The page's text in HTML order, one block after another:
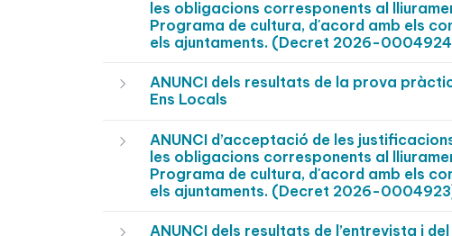
les obligacions corresponents al
Programa de cultura, d'acord amb els
els ajuntaments. (Decret 2026-
ANUNCI dels resultats de la prova
Ens Locals
ANUNCI d’acceptació de les
les obligacions corresponents al
Programa de cultura, d'acord amb els
els ajuntaments. (Decret 2026-
ANUNCI dels resultats de l’entrevista i